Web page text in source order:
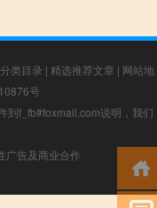
类目录 | 精选推荐文章 | 网站地
号
到f_fb#foxmail.com说明，我们
广告及商业合作